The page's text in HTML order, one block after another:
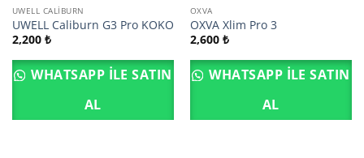
UWELL CALIBURN
UWELL Caliburn G3 Pro KOKO
2,200 ₺
WHATSAPP ILE SATIN
AL
OXVA
OXVA Xlim Pro 3
2,600 ₺
WHATSAPP ILE SATIN
AL